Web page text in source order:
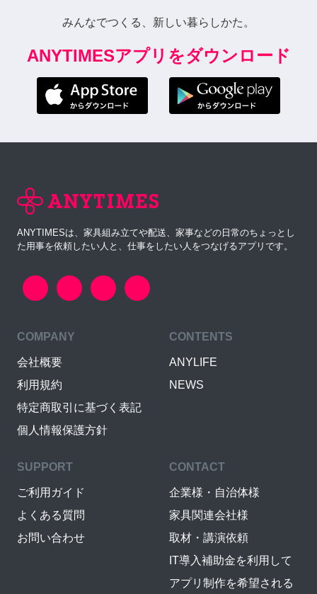
みんなでつくる、新しい暮らしかた。
ANYTIMESアプリをダウンロード
ANYTIMESは、家具組み立てや配送、家事などの日常のちょっとし
た用事を依頼したい人と、仕事をしたい人をつなげるアプリです。
COMPANY
会社概要
利用規約
特定商取引に基づく表記
個人情報保護方針
CONTENTS
ANYLIFE
NEWS
SUPPORT
ご利用ガイド
よくある質問
お問い合わせ
CONTACT
企業様・自治体様
家具関連会社様
取材・講演依頼
IT導入補助金を利用して
アプリ制作を希望される